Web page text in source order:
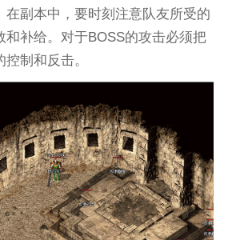
在副本中，要时刻注意队友所受的
和补给。对于BOSS的攻击必须把
制和反击。